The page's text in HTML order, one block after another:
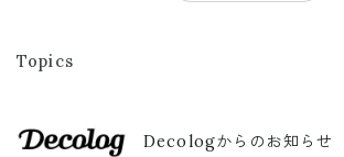
Topics
Decologからのお知らせ